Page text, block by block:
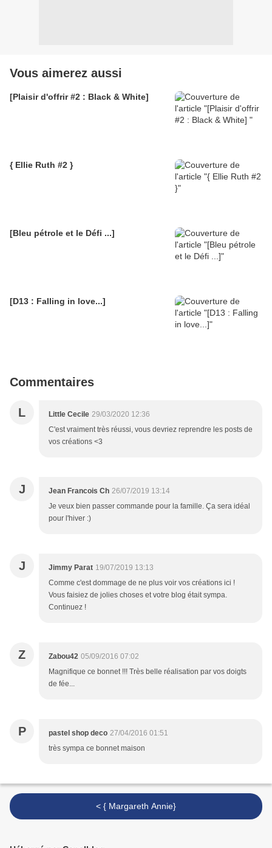
Vous aimerez aussi
[Plaisir d'offrir #2 : Black & White]
{ Ellie Ruth #2 }
[Bleu pétrole et le Défi ...]
[D13 : Falling in love...]
Commentaires
L Little Cecile 29/03/2020 12:36
C'est vraiment très réussi, vous devriez reprendre les posts de
vos créations <3
J Jean Francois Ch 26/07/2019 13:14
Je veux bien passer commande pour la famille. Ça sera idéal
pour l'hiver :)
J Jimmy Parat 19/07/2019 13:13
Comme c'est dommage de ne plus voir vos créations ici !
Vous faisiez de jolies choses et votre blog était sympa.
Continuez !
Z Zabou42 05/09/2016 07:02
Magnifique ce bonnet !!! Très belle réalisation par vos doigts
de fée...
P pastel shop deco 27/04/2016 01:51
très sympa ce bonnet maison
< { Margareth Annie}